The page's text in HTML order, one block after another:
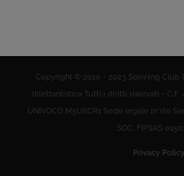
Copyright © 2010 - 2023 Spinning Club
dilettantistica Tutti i diritti riservati - C.F. =
UNIVOCO M5UXCR1 Sede legale in Via
SOC. FIPSAS
Privacy Policy